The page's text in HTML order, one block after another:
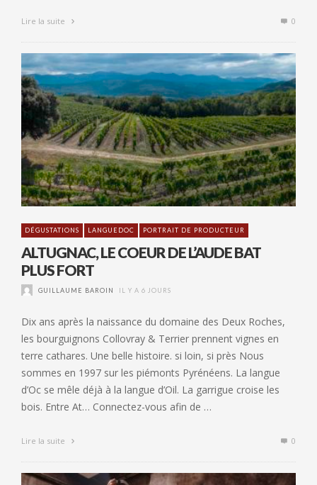
Lire la suite 0
DÉGUSTATIONS LANGUEDOC PORTRAIT DE PRODUCTEUR
ALTUGNAC, LE COEUR DE L’AUDE BAT
PLUS FORT
GUILLAUME BAROIN IL Y A 6 JOURS
Dix ans après la naissance du domaine des Deux Roches,
les bourguignons Collovray & Terrier prennent vignes en
terre cathares. Une belle histoire. si loin, si près Nous
sommes en 1997 sur les piémonts Pyrénéens. La langue
d’Oc se mêle déjà à la langue d’Oil. La garrigue croise les
bois. Entre At… Connectez-vous afin de …
Lire la suite 0